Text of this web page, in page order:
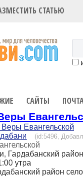
СТАТЬЮ
САЙТЫ
Евангельской
(id:5496,
Гардабанский
утра
район